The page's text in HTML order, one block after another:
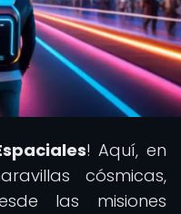
! Aquí, en
cósmicas,
las misiones